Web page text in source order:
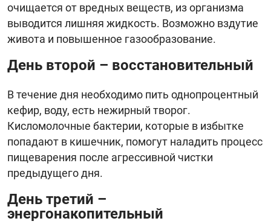
очищается от вредных веществ, из организма
выводится лишняя жидкость. Возможно вздутие
живота и повышенное газообразование.
День второй – восстановительный
В течение дня необходимо пить однопроцентный
кефир, воду, есть нежирный творог.
Кисломолочные бактерии, которые в избытке
попадают в кишечник, помогут наладить процесс
пищеварения после агрессивной чистки
предыдущего дня.
День третий –
энергонакопительный